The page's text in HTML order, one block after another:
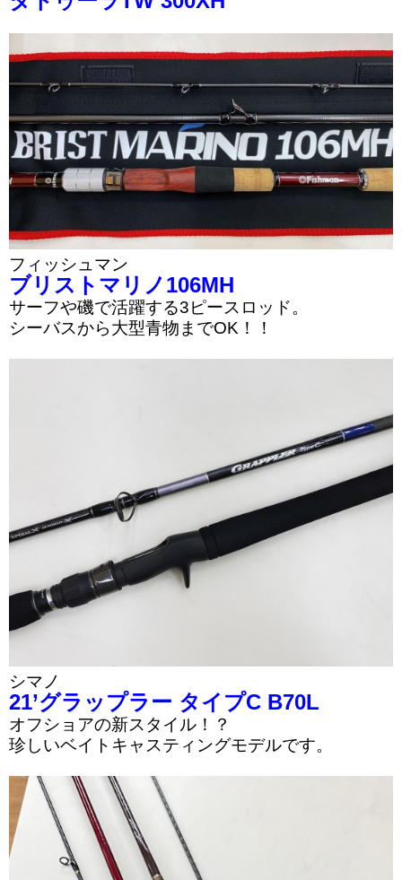
フィッシュマン
ブリストマリノ106MH
サーフや磯で活躍する3ピースロッド。
シーバスから大型青物までOK！！
シマノ
21’グラップラー タイプC B70L
オフショアの新スタイル！？
珍しいベイトキャスティングモデルです。